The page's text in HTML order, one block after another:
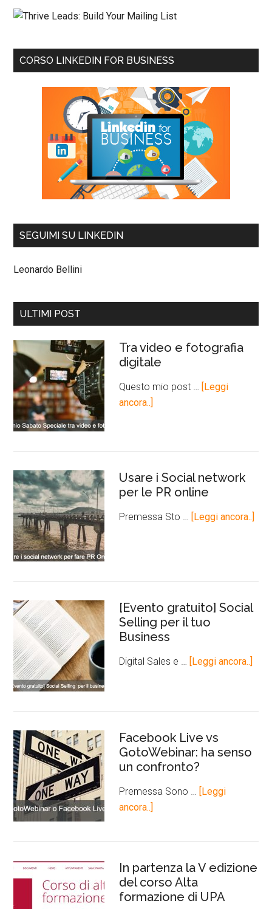
CORSO LINKEDIN FOR BUSINESS
SEGUIMI SU LINKEDIN
Leonardo Bellini
ULTIMI POST
Tra video e fotografia
digitale
Questo mio post …
[Leggi
ancora..]
Usare i Social network
per le PR online
Premessa Sto … [Leggi ancora..]
[Evento gratuito] Social
Selling per il tuo
Business
Digital Sales e … [Leggi ancora..]
Facebook Live vs
GotoWebinar: ha senso
un confronto?
Premessa Sono …
[Leggi
ancora..]
In partenza la V edizione
del corso Alta
formazione di UPA